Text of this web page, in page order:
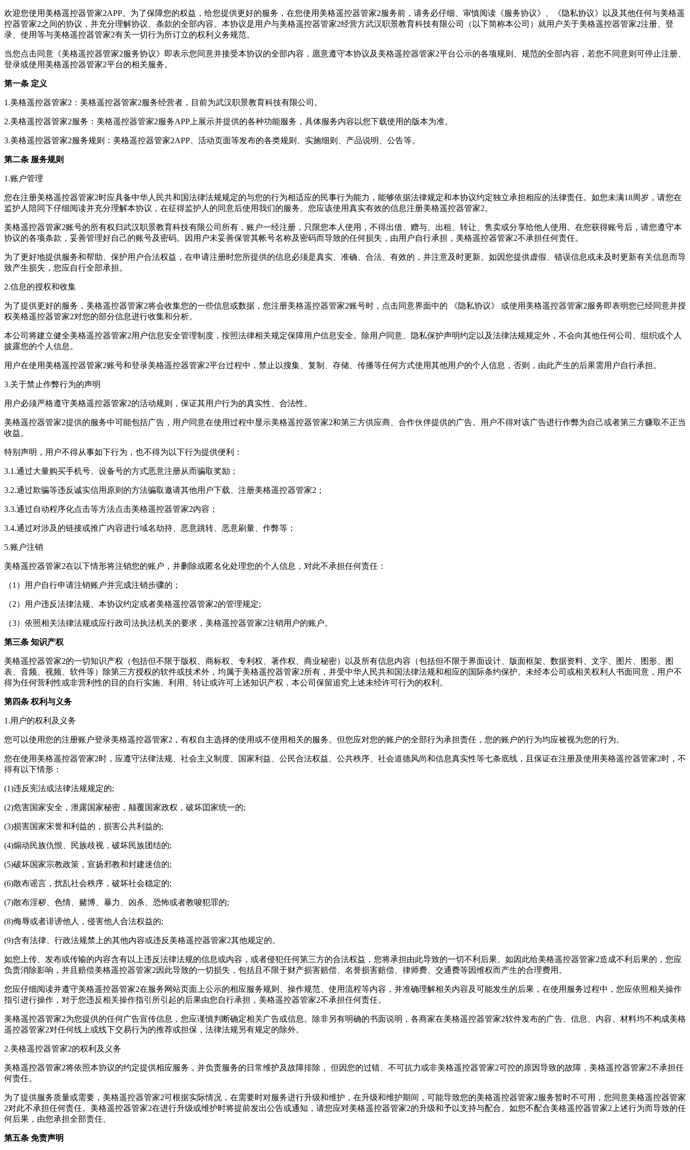
欢迎您使用美格遥控器管家2APP。为了保障您的权益，给您提供更好的服务，在您使用美格遥控器管家2服务前，请务必仔细、审慎阅读《服务协议》、《隐私协议》以及其他任何与美格遥
控器管家2之间的协议，并充分理解协议、条款的全部内容。本协议是用户与美格遥控器管家2经营方武汉职景教育科技有限公司（以下简称本公司）就用户关于美格遥控器管家2注册、登
录、使用等与美格遥控器管家2有关一切行为所订立的权利义务规范。
当您点击同意《美格遥控器管家2服务协议》即表示您同意并接受本协议的全部内容，愿意遵守本协议及美格遥控器管家2平台公示的各项规则、规范的全部内容，若您不同意则可停止注册、
登录或使用美格遥控器管家2平台的相关服务。
第一条 定义
1.美格遥控器管家2：美格遥控器管家2服务经营者，目前为武汉职景教育科技有限公司。
2.美格遥控器管家2服务：美格遥控器管家2服务APP上展示并提供的各种功能服务，具体服务内容以您下载使用的版本为准。
3.美格遥控器管家2服务规则：美格遥控器管家2APP、活动页面等发布的各类规则、实施细则、产品说明、公告等。
第二条 服务规则
1.账户管理
您在注册美格遥控器管家2时应具备中华人民共和国法律法规规定的与您的行为相适应的民事行为能力，能够依据法律规定和本协议约定独立承担相应的法律责任。如您未满18周岁，请您在
监护人陪同下仔细阅读并充分理解本协议，在征得监护人的同意后使用我们的服务。您应该使用真实有效的信息注册美格遥控器管家2。
美格遥控器管家2账号的所有权归武汉职景教育科技有限公司所有，账户一经注册，只限您本人使用，不得出借、赠与、出租、转让、售卖或分享给他人使用。在您获得账号后，请您遵守本
协议的各项条款，妥善管理好自己的账号及密码。因用户未妥善保管其帐号名称及密码而导致的任何损失，由用户自行承担，美格遥控器管家2不承担任何责任。
为了更好地提供服务和帮助、保护用户合法权益，在申请注册时您所提供的信息必须是真实、准确、合法、有效的，并注意及时更新。如因您提供虚假、错误信息或未及时更新有关信息而导
致产生损失，您应自行全部承担。
2.信息的授权和收集
为了提供更好的服务，美格遥控器管家2将会收集您的一些信息或数据，您注册美格遥控器管家2账号时，点击同意界面中的 《隐私协议》 或使用美格遥控器管家2服务即表明您已经同意并授
权美格遥控器管家2对您的部分信息进行收集和分析。
本公司将建立健全美格遥控器管家2用户信息安全管理制度，按照法律相关规定保障用户信息安全。除用户同意、隐私保护声明约定以及法律法规规定外，不会向其他任何公司、组织或个人
披露您的个人信息。
用户在使用美格遥控器管家2账号和登录美格遥控器管家2平台过程中，禁止以搜集、复制、存储、传播等任何方式使用其他用户的个人信息，否则，由此产生的后果需用户自行承担。
3.关于禁止作弊行为的声明
用户必须严格遵守美格遥控器管家2的活动规则，保证其用户行为的真实性、合法性。
美格遥控器管家2提供的服务中可能包括广告，用户同意在使用过程中显示美格遥控器管家2和第三方供应商、合作伙伴提供的广告。用户不得对该广告进行作弊为自己或者第三方赚取不正当
收益。
特别声明，用户不得从事如下行为，也不得为以下行为提供便利：
3.1.通过大量购买手机号、设备号的方式恶意注册从而骗取奖励；
3.2.通过欺骗等违反诚实信用原则的方法骗取邀请其他用户下载、注册美格遥控器管家2；
3.3.通过自动程序化点击等方法点击美格遥控器管家2内容；
3.4.通过对涉及的链接或推广内容进行域名劫持、恶意跳转、恶意刷量、作弊等；
5.账户注销
美格遥控器管家2在以下情形将注销您的账户，并删除或匿名化处理您的个人信息，对此不承担任何责任：
（1）用户自行申请注销账户并完成注销步骤的；
（2）用户违反法律法规、本协议约定或者美格遥控器管家2的管理规定;
（3）依照相关法律法规或应行政司法执法机关的要求，美格遥控器管家2注销用户的账户。
第三条 知识产权
美格遥控器管家2的一切知识产权（包括但不限于版权、商标权、专利权、著作权、商业秘密）以及所有信息内容（包括但不限于界面设计、版面框架、数据资料、文字、图片、图形、图
表、音频、视频、软件等）除第三方授权的软件或技术外，均属于美格遥控器管家2所有，并受中华人民共和国法律法规和相应的国际条约保护。未经本公司或相关权利人书面同意，用户不
得为任何营利性或非营利性的目的自行实施、利用、转让或许可上述知识产权，本公司保留追究上述未经许可行为的权利。
第四条 权利与义务
1.用户的权利及义务
您可以使用您的注册账户登录美格遥控器管家2，有权自主选择的使用或不使用相关的服务。但您应对您的账户的全部行为承担责任，您的账户的行为均应被视为您的行为。
您在使用美格遥控器管家2时，应遵守法律法规、社会主义制度、国家利益、公民合法权益、公共秩序、社会道德风尚和信息真实性等七条底线，且保证在注册及使用美格遥控器管家2时，不
得有以下情形：
(1)违反宪法或法律法规规定的;
(2)危害国家安全，泄露国家秘密，颠覆国家政权，破坏囯家统一的;
(3)损害国家宋誉和利益的，损害公共利益的;
(4)煽动民族仇恨、民族歧视，破坏民族团结的;
(5)破坏国家宗教政策，宣扬邪教和封建迷信的;
(6)散布谣言，扰乱社会秩序，破坏社会稳定的;
(7)散布淫秽、色情、赌博、暴力、凶杀、恐怖或者教唆犯罪的;
(8)侮辱或者诽谤他人，侵害他人合法权益的;
(9)含有法律、行政法规禁上的其他内容或违反美格遥控器管家2其他规定的。
如您上传、发布或传输的内容含有以上违反法律法规的信息或内容，或者侵犯任何第三方的合法权益，您将承担由此导致的一切不利后果。如因此给美格遥控器管家2造成不利后果的，您应
负责消除影响，并且赔偿美格遥控器管家2因此导致的一切损失，包括且不限于财产损害赔偿、名誉损害赔偿、律师费、交通费等因维权而产生的合理费用。
您应仔细阅读并遵守美格遥控器管家2在服务网站页面上公示的相应服务规则、操作规范、使用流程等内容，并准确理解相关内容及可能发生的后果，在使用服务过程中，您应依照相关操作
指引进行操作，对于您违反相关操作指引所引起的后果由您自行承担，美格遥控器管家2不承担任何责任。
美格遥控器管家2为您提供的任何广告宣传信息，您应谨慎判断确定相关广告或信息。除非另有明确的书面说明，各商家在美格遥控器管家2软件发布的广告、信息、内容、材料均不构成美格
遥控器管家2对任何线上或线下交易行为的推荐或担保，法律法规另有规定的除外。
2.美格遥控器管家2的权利及义务
美格遥控器管家2将依照本协议的约定提供相应服务，并负责服务的日常维护及故障排除， 但因您的过错、不可抗力或非美格遥控器管家2可控的原因导致的故障，美格遥控器管家2不承担任
何责任。
为了提供服务质量或需要，美格遥控器管家2可根据实际情况，在需要时对服务进行升级和维护，在升级和维护期间，可能导致您的美格遥控器管家2服务暂时不可用，您同意美格遥控器管家
2对此不承担任何责任。美格遥控器管家2在进行升级或维护时将提前发出公告或通知，请您应对美格遥控器管家2的升级和予以支持与配合。如您不配合美格遥控器管家2上述行为而导致的任
何后果，由您承担全部责任。
第五条 免责声明